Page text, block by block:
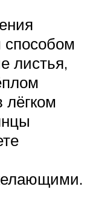
способом
листья,